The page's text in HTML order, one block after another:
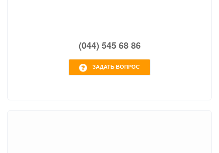
(044) 545 68 86
ЗАДАТЬ ВОПРОС